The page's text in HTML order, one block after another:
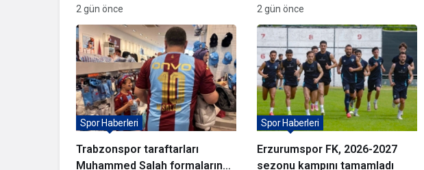
2 gün önce 2 gün önce
Trabzonspor taraftarları
Muhammed Salah formalarına
Spor Haberleri
Erzurumspor FK, 2026-2027
sezonu kampını tamamladı
Spor Haberleri